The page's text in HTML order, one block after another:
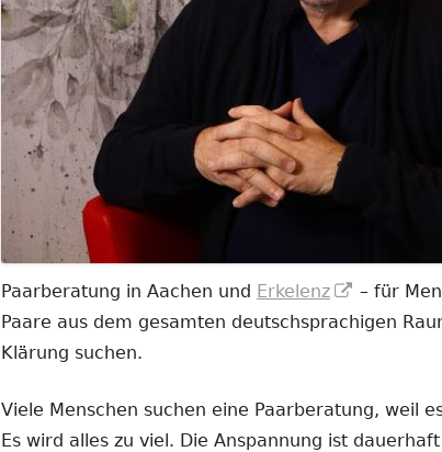
Paarberatung in Aachen und Erkelenz
In
neuem
– für
Paare aus dem gesamten deutschsprachigen
Klärung suchen.
Viele Menschen suchen eine Paarberatung, weil
Es wird alles zu viel. Die Anspannung ist